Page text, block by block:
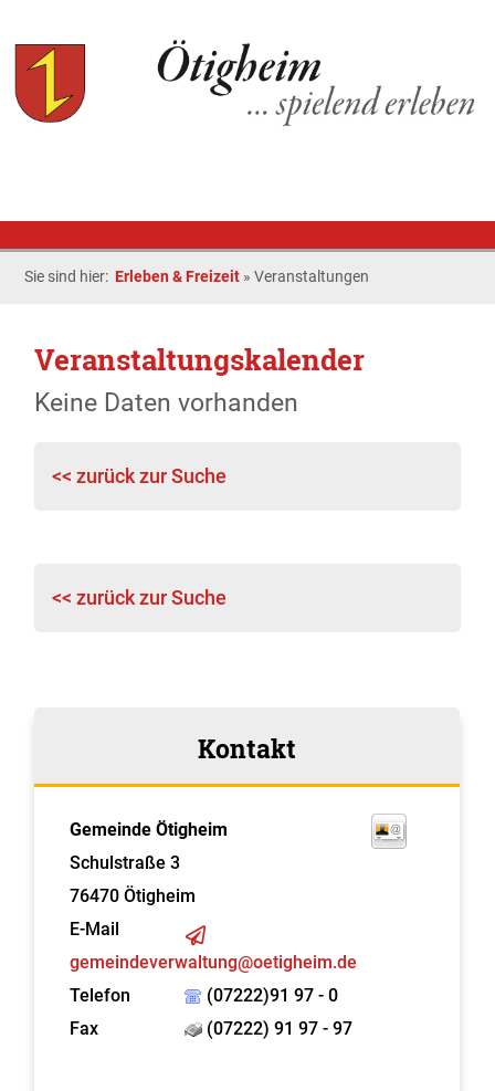
Sie sind hier: Erleben & Freizeit »Veranstaltungen
Veranstaltungskalender
Keine Daten vorhanden
<< zurück zur Suche
<< zurück zur Suche
Kontakt
Gemeinde Ötigheim
Schulstraße 3
76470 Ötigheim
E-Mail
gemeindeverwaltung@oetigheim.de
Telefon
(07222)91 97 - 0
Fax
(07222) 91 97 - 97